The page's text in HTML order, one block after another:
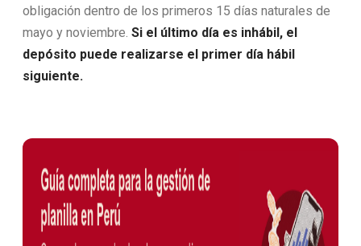
obligación dentro de los primeros 15 días naturales de
mayo y noviembre. Si el último día es inhábil, el
depósito puede realizarse el primer día hábil
siguiente.